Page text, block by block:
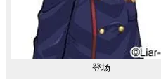
登场